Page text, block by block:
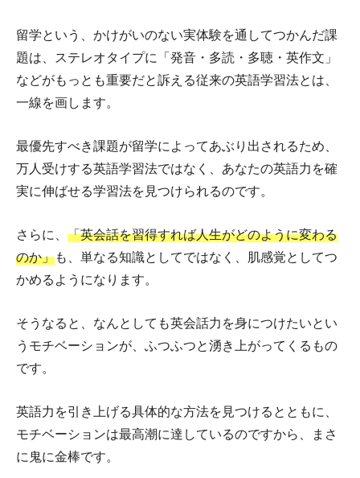
留学という、かけがいのない実体験を通してつかんだ課
題は、ステレオタイプに「発音・多読・多聴・英作文」
などがもっとも重要だと訴える従来の英語学習法とは、
一線を画します。
最優先すべき課題が留学によってあぶり出されるため、
万人受けする英語学習法ではなく、あなたの英語力を確
実に伸ばせる学習法を見つけられるのです。
さらに、 「英会話を習得すれば人生がどのように変わる
のか」も、単なる知識としてではなく、肌感覚としてつ
かめるようになります。
そうなると、なんとしても英会話力を身につけたいとい
うモチベーションが、ふつふつと湧き上がってくるもの
です。
英語力を引き上げる具体的な方法を見つけるとともに、
モチベーションは最高潮に達しているのですから、まさ
に鬼に金棒です。